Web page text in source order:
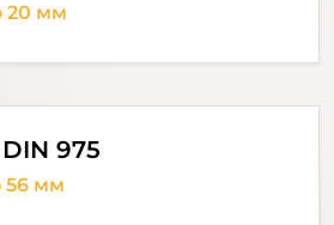
20 мм
975
56 мм